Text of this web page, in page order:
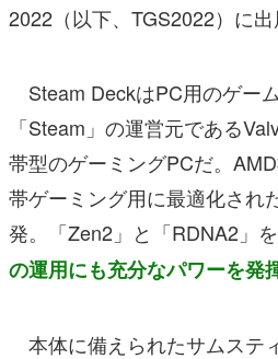
電ファミニコゲーマーとは？
2022（以下、TGS2022）に出
Steam DeckはPC用のゲー
「Steam」の運営元である
帯型のゲーミングPCだ。
帯ゲーミング用に最適化され
発。「Zen2」と「RDNA2」を
の運用にも充分なパワーを発
本体に備えられたサムステ